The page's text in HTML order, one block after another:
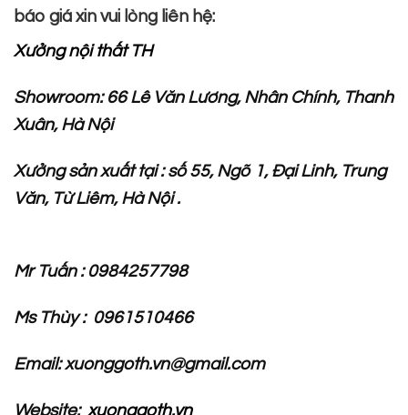
báo giá xin vui lòng liên hệ:
Xưởng nội thất TH
Showroom: 66 Lê Văn Lương, Nhân Chính, Thanh
Xuân, Hà Nội
Xưởng sản xuất tại : số 55, Ngõ 1, Đại Linh, Trung
Văn, Từ Liêm, Hà Nội .
Mr Tuấn : 0984257798
Ms Thùy : 0961510466
Email: xuonggoth.vn@gmail.com
Website: xuonggoth.vn